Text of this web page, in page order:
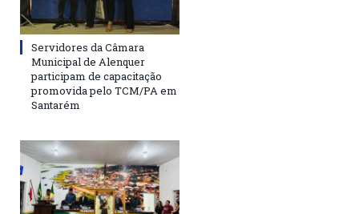
Servidores da Câmara
Municipal de Alenquer
participam de capacitação
promovida pelo TCM/PA em
Santarém